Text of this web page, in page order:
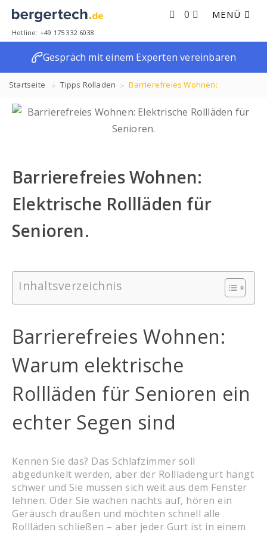
MENÜ
0
Hotline: +49 175 332 6038
Gespräch mit einem Experten vereinbaren
Startseite Tipps Rolladen Barrierefreies Wohnen:
Elektrische Rollläden für Senioren.
Barrierefreies Wohnen:
Elektrische Rollläden für
Senioren.
Inhaltsverzeichnis
Barrierefreies Wohnen:
Warum elektrische
Rollläden für Senioren ein
echter Segen sind
Kennen Sie das? Das Schlafzimmer soll
abgedunkelt werden, aber der Rollladengurt hängt
schwer und Sie müssen sich weit aus dem Fenster
lehnen. Oder Sie wachen nachts auf, hören ein
Geräusch draußen und möchten schnell alle
Rollläden schließen – aber jeder Gurt ist in einem